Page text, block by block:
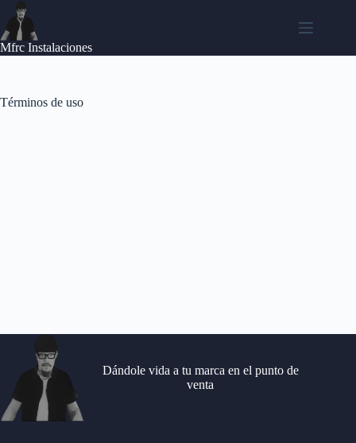
Saltar
contenido
Mfrc Instalaciones
Términos de uso
Dándole vida a tu marca en el punto de
venta